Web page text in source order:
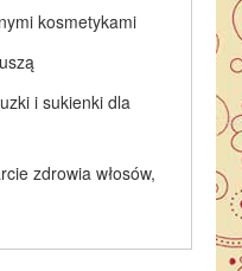
kosmetykami
i sukienki dla
zdrowia włosów,